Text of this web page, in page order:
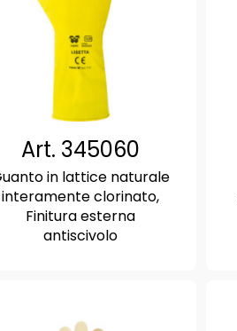
RED UP
GORE – TEX
LEI & LEI
STEP ONE
Stivali
RED LION
Accessori
Art. 345060
in lattice naturale
interamente clorinato,
Finitura esterna
antiscivolo